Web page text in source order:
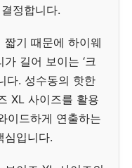
정합니다.
기 때문에 하이웨
길어 보이는 ‘크
다. 성수동의 핫한
XL 사이즈를 활용
이드하게 연출하는
심입니다.